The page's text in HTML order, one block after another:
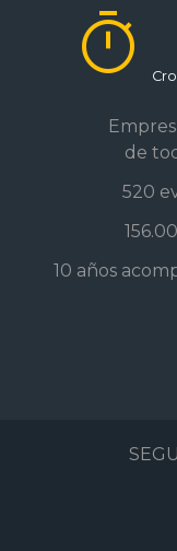
timer
de
520
10 años